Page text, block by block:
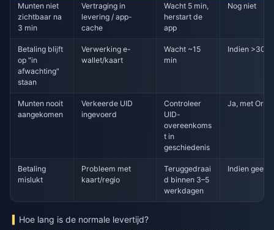
Munten niet
zichtbaar na
3 min
Vertraging in
levering / app-
cache
Wacht 5 min,
herstart de
app
Nog niet
Betaling blijft
op "in
afwachting"
staan
Verwerking e-
wallet/kaart
Wacht ~15
min
Indien >30
Munten nooit
aangekomen
Verkeerde UID
ingevoerd
Controleer
UID-
overeenkoms
t in
geschiedenis
Ja, met
Betaling
mislukt
Probleem met
kaart/regio
Teruggedraai
d binnen 3–5
werkdagen
Indien geen
Hoe lang is de normale levertijd?